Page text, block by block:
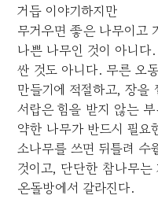
거듭 이야기하지만
무거우면 좋은 나무이고
나쁜 나무인 것이 아니다
싼 것도 아니다. 무른 오
만들기에 적절하고, 장을
서랍은 힘을 받지 않는
약한 나무가 반드시 필요
소나무를 쓰면 뒤틀려 수
것이고, 단단한 참나무는
온돌방에서 갈라진다.